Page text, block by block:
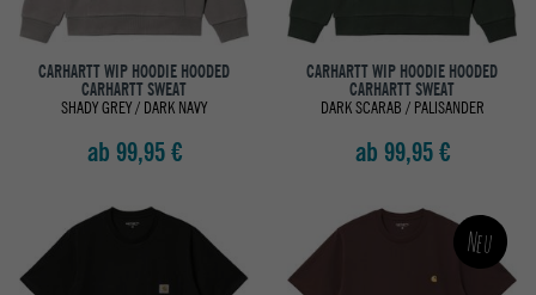
CARHARTT WIP HOODIE HOODED
CARHARTT SWEAT
SHADY GREY / DARK NAVY
ab 99,95 €
CARHARTT WIP HOODIE HOODED
CARHARTT SWEAT
DARK SCARAB / PALISANDER
ab 99,95 €
Neu